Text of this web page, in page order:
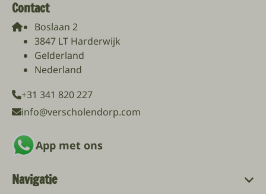
Contact
Boslaan 2
3847 LT Harderwijk
Gelderland
Nederland
+31 341 820 227
info@verscholendorp.com
App met ons
Navigatie